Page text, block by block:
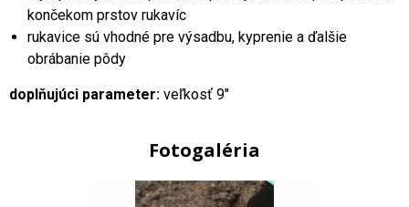
končekom prstov rukavíc
rukavice sú vhodné pre výsadbu, kyprenie a ďalšie
obrábanie pôdy
doplňujúci parameter: veľkosť 9"
Fotogaléria